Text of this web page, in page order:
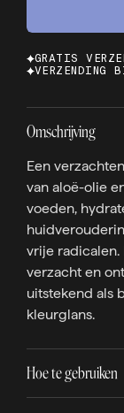
GRATIS
VERZENDING
Omschrijving
Een
van aloë-olie
voeden,
vrije radicalen.
verzacht en
uitstekend als
kleurglans.
Hoe te gebruiken